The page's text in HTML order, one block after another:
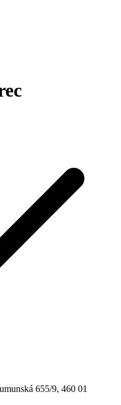
655/9, 460 01